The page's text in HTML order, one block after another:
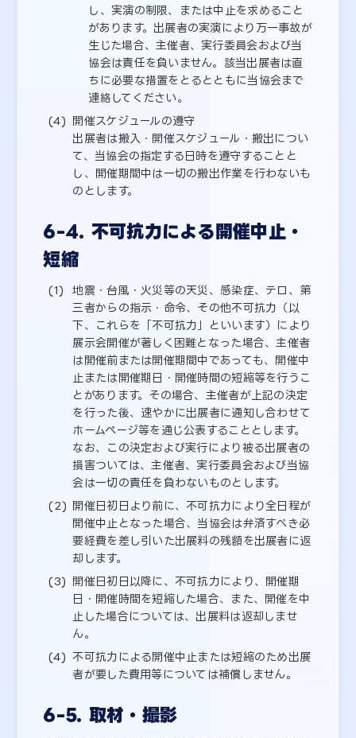
し、実演の制限、または中止を求めること
があります。出展者の実演により万一事故が
生じた場合、主催者、実行委員会および当
協会は責任を負いません。該当出展者は直
ちに必要な措置をとるとともに当協会まで
連絡してください。
開催スケジュールの遵守
出展者は搬入・開催スケジュール・搬出につい
て、当協会の指定する日時を遵守することと
し、開催期間中は一切の搬出作業を行わないも
のとします。
6-4. 不可抗力による開催中止・
短縮
地震・台風・火災等の天災、感染症、テロ、第
三者からの指示・命令、その他不可抗力（以
下、これらを「不可抗力」といいます）により
展示会開催が著しく困難となった場合、主催者
は開催前または開催期間中であっても、開催中
止または開催期日・開催時間の短縮等を行うこ
とがあります。その場合、主催者が上記の決定
を行った後、速やかに出展者に通知し合わせて
ホームページ等を通じ公表することとします。
なお、この決定および実行により被る出展者の
損害ついては、主催者、実行委員会および当協
会は一切の責任を負わないものとします。
開催日初日より前に、不可抗力により全日程が
開催中止となった場合、当協会は弁済すべき必
要経費を差し引いた出展料の残額を出展者に返
却します。
開催日初日以降に、不可抗力により、開催期
日・開催時間を短縮した場合、また、開催を中
止した場合については、出展料は返却しませ
ん。
不可抗力による開催中止または短縮のため出展
者が要した費用等については補償しません。
6-5. 取材・撮影